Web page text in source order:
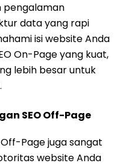
pengalaman
data yang rapi
isi website Anda
On-Page yang kuat,
lebih besar untuk
SEO Off-Page
Page juga sangat
website Anda